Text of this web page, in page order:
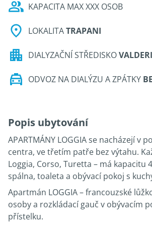
KAPACITA MAX XXX OSOB
LOKALITATRAPANI
DIALYZAČNÍ STŘEDISKO
ODVOZ NA DIALÝZU A ZPÁTKY
Popis ubytování
APARTMÁNY LOGGIA se nacházejí v
centra, ve třetím patře bez výtahu.
Loggia, Corso, Turetta – má kapacitu
spálna, toaleta a obývací pokoj s
Apartmán LOGGIA – francouzské
osoby a rozkládací gauč v obývacím
přístelku.